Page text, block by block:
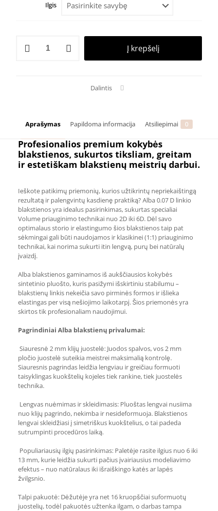
12,00 €
14,00 €
Ilgis
Į krepšelį
Dalintis
Aprašymas Papildoma informacija Atsiliepimai 0
Profesionalios premium kokybės
blakstienos, sukurtos tiksliam, greitam
ir estetiškam blakstienų meistrių darbui.
Ieškote patikimų priemonių, kurios užtikrintų nepriekaištingą
rezultatą ir palengvintų kasdienę praktiką? Alba 0.07 D linkio
blakstienos yra idealus pasirinkimas, sukurtas specialiai
Volume priauginimo technikai nuo 2D iki 6D. Dėl savo
optimalaus storio ir elastingumo šios blakstienos taip pat
sėkmingai gali būti naudojamos ir klasikinei (1:1) priauginimo
technikai, kai norima sukurti itin lengvą, purų bei natūralų
įvaizdį.
Alba blakstienos gaminamos iš aukščiausios kokybės
sintetinio pluošto, kuris pasižymi išskirtiniu stabilumu –
blakstienų linkis nekeičia savo pirminės formos ir išlieka
elastingas per visą nešiojimo laikotarpį. Šios priemonės yra
skirtos tik profesionaliam naudojimui.
Pagrindiniai Alba blakstienų privalumai:
Siauresnė 2 mm klijų juostelė: Juodos spalvos, vos 2 mm
pločio juostelė suteikia meistrei maksimalią kontrolę.
Siauresnis pagrindas leidžia lengviau ir greičiau formuoti
taisyklingas kuokštelių kojeles tiek rankine, tiek juostelės
technika.
Lengvas nuėmimas ir skleidimasis: Pluoštas lengvai nusiima
nuo klijų pagrindo, nekimba ir nesideformuoja. Blakstienos
lengvai skleidžiasi į simetriškus kuokštelius, o tai padeda
sutrumpinti procedūros laiką.
Populiariausių ilgių pasirinkimas: Paletėje rasite ilgius nuo 6 iki
13 mm, kurie leidžia sukurti pačius įvairiausius modeliavimo
efektus – nuo natūralaus iki išraiškingo katės ar lapės
žvilgsnio.
Talpi pakuotė: Dėžutėje yra net 16 kruopščiai suformuotų
juostelių, todėl pakuotės užtenka ilgam, o darbas tampa